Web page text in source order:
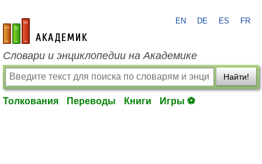
academic.ru
EN DE ES FR
Словари и энциклопедии на Академике
Найти!
Толкования Переводы Книги Игры ⚽